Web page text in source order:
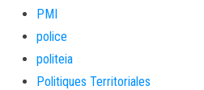
PMI
police
politeia
Politiques Territoriales